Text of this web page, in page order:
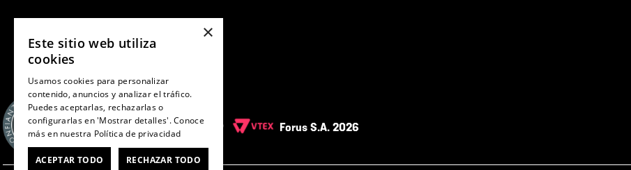
Forus S.A. 2026
×
Este sitio web utiliza
cookies
Usamos cookies para personalizar
contenido, anuncios y analizar el tráfico.
Puedes aceptarlas, rechazarlas o
configurarlas en 'Mostrar detalles'. Conoce
más en nuestra Política de privacidad
ACEPTAR TODO RECHAZAR TODO